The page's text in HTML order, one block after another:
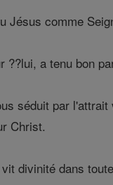
Jésus comme
a tenu bon
séduit par
Christ.
divinité dans